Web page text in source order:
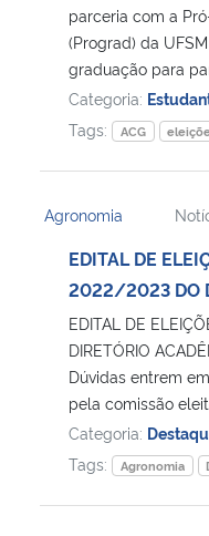
parceria com a
(Prograd) da
graduação para
Categoria:
Tags:
ACG
Agronomia
EDITAL DE
2022/2023 DO
EDITAL DE
DIRETÓRIO
Dúvidas entrem
pela comissão
Categoria:
Tags:
Agronomia